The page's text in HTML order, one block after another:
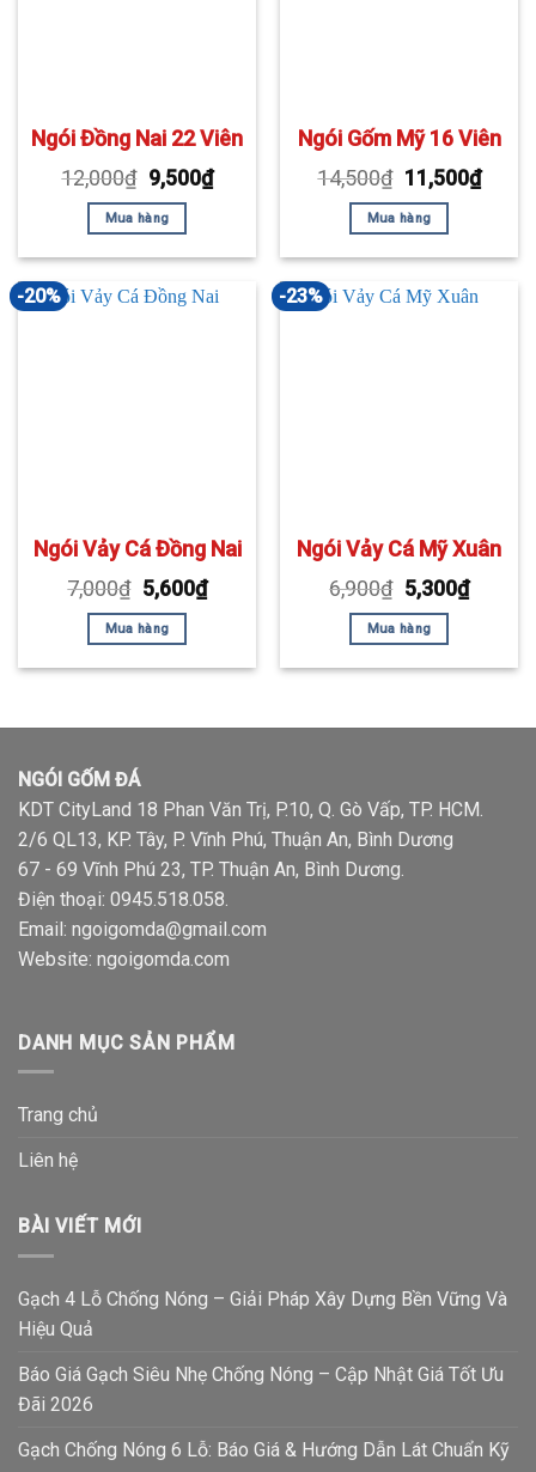
Ngói Đồng Nai 22 Viên
12,000₫ 9,500₫
Mua hàng
Ngói Gốm Mỹ 16 Viên
14,500₫ 11,500₫
Mua hàng
-20%
Ngói Vảy Cá Đồng Nai
7,000₫ 5,600₫
Mua hàng
-23%
Ngói Vảy Cá Mỹ Xuân
6,900₫ 5,300₫
Mua hàng
NGÓI GỐM ĐÁ
KDT CityLand 18 Phan Văn Trị, P.10, Q. Gò Vấp, TP. HCM.
2/6 QL13, KP. Tây, P. Vĩnh Phú, Thuận An, Bình Dương
67 - 69 Vĩnh Phú 23, TP. Thuận An, Bình Dương.
Điện thoại: 0945.518.058.
Email: ngoigomda@gmail.com
Website: ngoigomda.com
DANH MỤC SẢN PHẨM
Trang chủ
Liên hệ
BÀI VIẾT MỚI
Gạch 4 Lỗ Chống Nóng – Giải Pháp Xây Dựng Bền Vững Và
Hiệu Quả
Báo Giá Gạch Siêu Nhẹ Chống Nóng – Cập Nhật Giá Tốt Ưu
Đãi 2026
Gạch Chống Nóng 6 Lỗ: Báo Giá & Hướng Dẫn Lát Chuẩn Kỹ